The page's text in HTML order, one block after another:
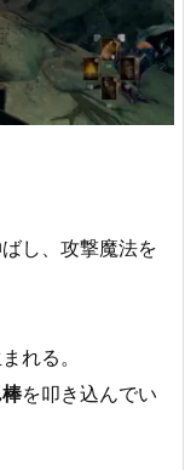
し、攻撃魔法を
れる。
を叩き込んでい